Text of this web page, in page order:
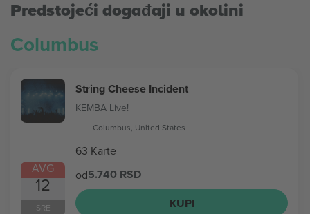
Predstojeći događaji u okolini
Columbus
AVG
12
SRE
String Cheese Incident
KEMBA Live!
Columbus, United States
63 Karte
od5.740 RSD
KUPI